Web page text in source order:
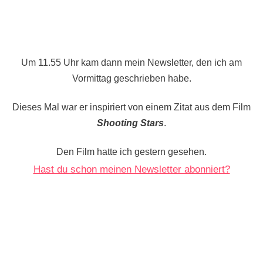
Um 11.55 Uhr kam dann mein Newsletter, den ich am
Vormittag geschrieben habe.
Dieses Mal war er inspiriert von einem Zitat aus dem Film
Shooting Stars.
Den Film hatte ich gestern gesehen.
Hast du schon meinen Newsletter abonniert?